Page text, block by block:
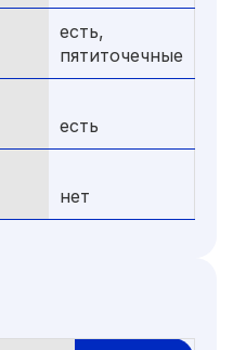
есть,
пятиточечные
есть
нет